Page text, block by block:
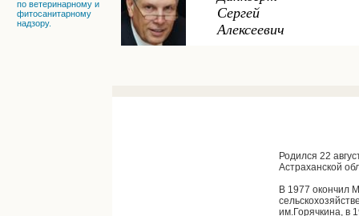
по ветеринарному и
фитосанитарному
надзору.
Сергей
Алексеевич
Родился 22
Астраханской
В 1977 окончил
им.Горячкина, в